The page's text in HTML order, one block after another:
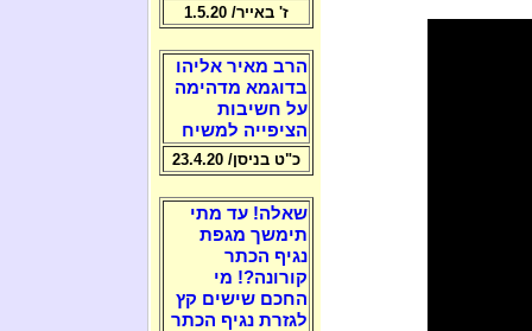
ז' באייר/ 1.5.20
הרב מאיר אליהו
בדוגמא מדהימה
על חשיבות
הציפייה למשיח
כ"ט בניסן/ 23.4.20
שאלה! עד מתי
תימשך מגפת
נגיף הכתר
קורונה?! מי
החכם שישים קץ
לגזרת נגיף הכתר